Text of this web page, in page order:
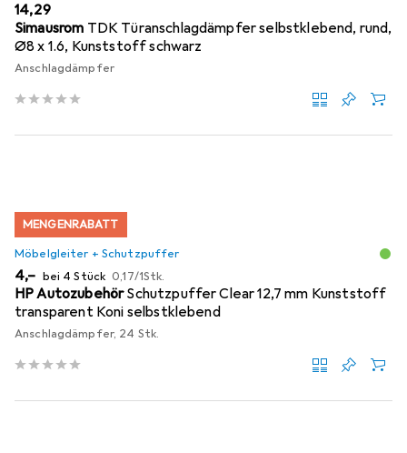
EUR
14,29
Simausrom TDK Türanschlagdämpfer selbstklebend, rund,
Ø8 x 1.6, Kunststoff schwarz
Anschlagdämpfer
MENGENRABATT
Möbelgleiter + Schutzpuffer
EUR
4,– bei 4 Stück EUR
0,17/1Stk.
HP AutozubehörSchutzpuffer Clear 12,7 mm Kunststoff
transparent Koni selbstklebend
Anschlagdämpfer, 24 Stk.